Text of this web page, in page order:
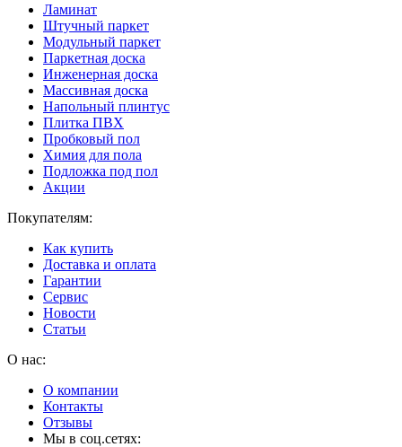
Ламинат
Штучный паркет
Модульный паркет
Паркетная доска
Инженерная доска
Массивная доска
Напольный плинтус
Плитка ПВХ
Пробковый пол
Химия для пола
Подложка под пол
Акции
Покупателям:
Как купить
Доставка и оплата
Гарантии
Сервис
Новости
Статьи
О нас:
О компании
Контакты
Отзывы
Мы в соц.сетях: